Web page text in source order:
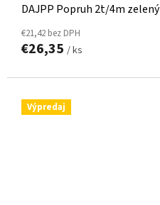
DAJPP Popruh 2t/4m zelený
€21,42 bez DPH
€26,35 / ks
Výpredaj